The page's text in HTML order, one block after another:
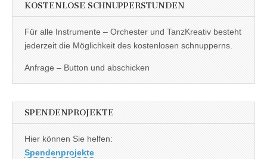
KOSTENLOSE SCHNUPPERSTUNDEN
Für alle Instrumente – Orchester und TanzKreativ besteht
jederzeit die Möglichkeit des kostenlosen schnupperns.
Anfrage – Button und abschicken
SPENDENPROJEKTE
Hier können Sie helfen:
Spendenprojekte